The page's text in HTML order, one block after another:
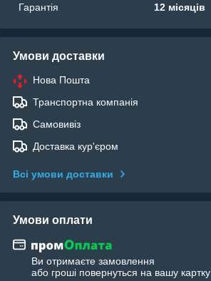
Гарантія
12 місяців
Умови доставки
Нова Пошта
Транспортна компанія
Самовивіз
Доставка кур'єром
Всі умови доставки
Умови оплати
Ви отримаєте замовлення
або гроші повернуться на вашу картку